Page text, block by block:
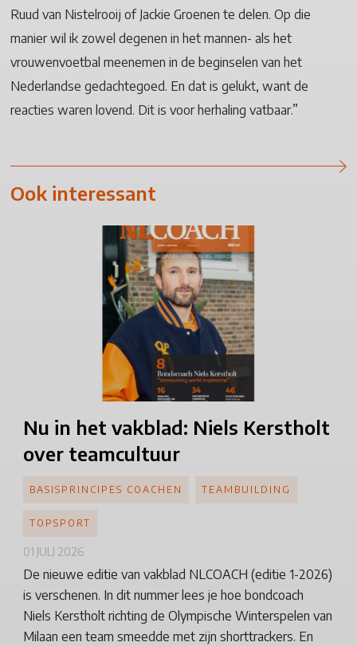
Ruud van Nistelrooij of Jackie Groenen te delen. Op die
manier wil ik zowel degenen in het mannen- als het
vrouwenvoetbal meenemen in de beginselen van het
Nederlandse gedachtegoed. En dat is gelukt, want de
reacties waren lovend. Dit is voor herhaling vatbaar.”
Ook interessant
Nu in het vakblad: Niels Kerstholt
over teamcultuur
De nieuwe editie van vakblad NLCOACH (editie 1-2026)
is verschenen. In dit nummer lees je hoe bondcoach
Niels Kerstholt richting de Olympische Winterspelen van
Milaan een team smeedde met zijn shorttrackers. En
BASISPRINCIPES COACHEN TEAMBUILDING
TOPSPORT
01 JULI 2026